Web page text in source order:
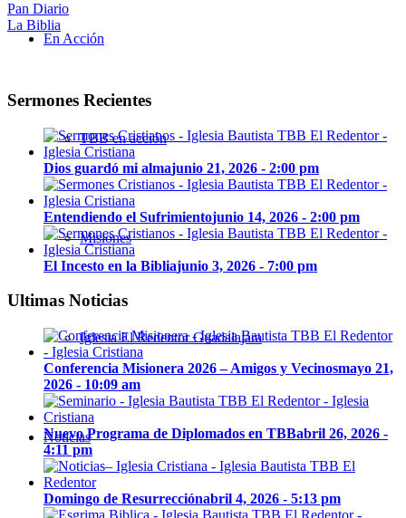
En Acción
TBB en acción
Misiones
Iglesia El Redentor Guadalajara
Noticias
Pan Diario
La Biblia
Sermones Recientes
Dios guardó mi almajunio 21, 2026 - 2:00 pm
Entendiendo el Sufrimientojunio 14, 2026 - 2:00 pm
El Incesto en la Bibliajunio 3, 2026 - 7:00 pm
Ultimas Noticias
Conferencia Misionera 2026 – Amigos y Vecinosmayo 21,
2026 - 10:09 am
Nuevo Programa de Diplomados en TBBabril 26, 2026 -
4:11 pm
Domingo de Resurrecciónabril 4, 2026 - 5:13 pm